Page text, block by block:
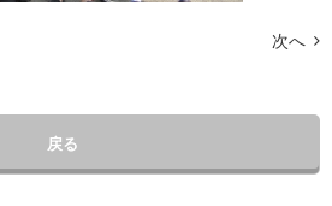
次へ
戻る